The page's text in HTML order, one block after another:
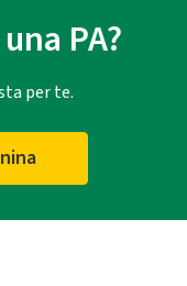
PA?
per te.